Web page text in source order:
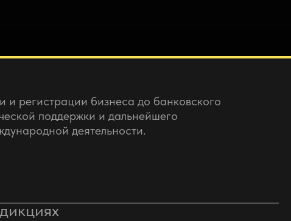
и регистрации бизнеса до банковского
поддержки и дальнейшего
деятельности.